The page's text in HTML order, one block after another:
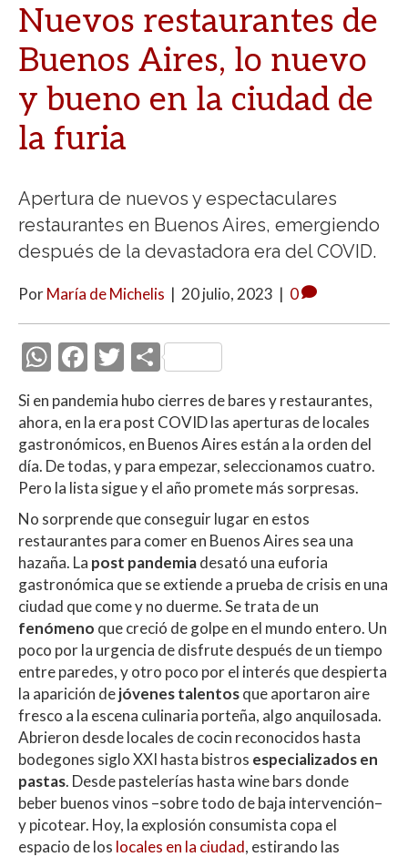
Nuevos restaurantes de
Buenos Aires, lo nuevo
y bueno en la ciudad de
la furia
Apertura de nuevos y espectaculares
restaurantes en Buenos Aires, emergiendo
después de la devastadora era del COVID.
PorMaría de Michelis | 20 julio, 2023 | 0
W
at
s
A
p
p
F
ac
e
b
o
o
k
T
w
itt
er
C
o
m
p
ar
ti
r
Si en pandemia hubo cierres de bares y restaurantes,
ahora, en la era post COVID las aperturas de locales
gastronómicos, en Buenos Aires están a la orden del
día. De todas, y para empezar, seleccionamos cuatro.
Pero la lista sigue y el año promete más sorpresas.
No sorprende que conseguir lugar en estos
restaurantes para comer en Buenos Aires sea una
hazaña. La post pandemiadesató una euforia
gastronómica que se extiende a prueba de crisis en una
ciudad que come y no duerme. Se trata de un
fenómeno que creció de golpe en el mundo entero. Un
poco por la urgencia de disfrute después de un tiempo
entre paredes, y otro poco por el interés que despierta
la aparición dejóvenes talentosque aportaron aire
fresco a la escena culinaria porteña, algo anquilosada.
Abrieron desde locales de cocin reconocidos hasta
bodegones siglo XXI hasta bistros especializados en
pastas. Desde pastelerías hasta wine bars donde
beber buenos vinos –sobre todo de baja intervención–
y picotear. Hoy, la explosión consumista copa el
espacio de los locales en la ciudad, estirando las